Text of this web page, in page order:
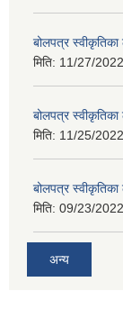
बोलपत्र
मिति: 11/27/
बोलपत्र
मिति: 11/25/
बोलपत्र
मिति: 09/23/
अन्य